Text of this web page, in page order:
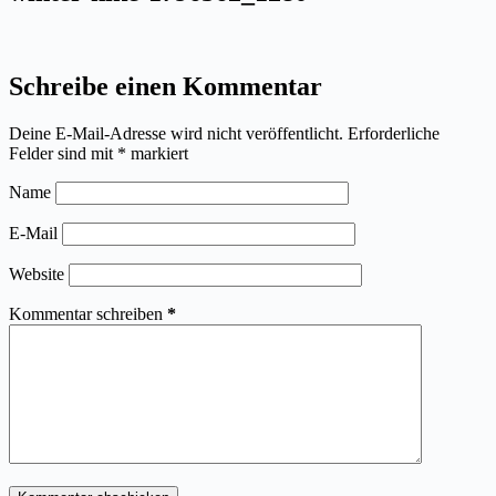
Schreibe einen Kommentar
Deine E-Mail-Adresse wird nicht veröffentlicht. Erforderliche
Felder sind mit * markiert
Name
E-Mail
Website
Kommentar schreiben *